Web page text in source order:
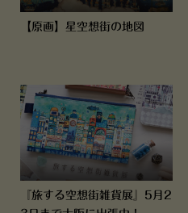
【原画】星空想街の地図
『旅する空想街雑貨展』5月2